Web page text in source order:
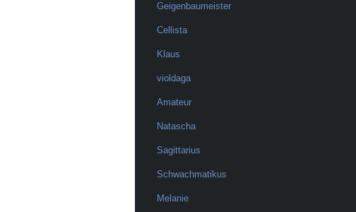
Geigenbaumeister
Cellista
Klaus
violdaga
Amateur
Natascha
Sagittarius
Schwachmatikus
Melanie